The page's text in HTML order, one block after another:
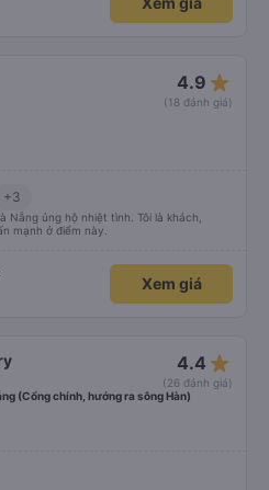
4.9 star_rate
(18 đánh giá)
+3
Nẵng ủng hộ nhiệt tình. Tôi là khách,
mạnh ở điểm này.
Xem giá
4.4 star_rate
(26 đánh giá)
(Cổng chính, hướng ra sông Hàn)